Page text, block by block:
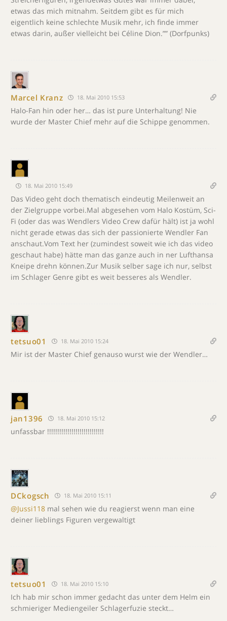
etwas das mich mitnahm. Seitdem gibt es für mich
eigentlich keine schlechte Musik mehr, ich finde immer
etwas darin, außer vielleicht bei Céline Dion.”” (Dorfpunks)
Marcel Kranz 18. Mai 2010 15:53
Halo-Fan hin oder her… das ist pure Unterhaltung! Nie
wurde der Master Chief mehr auf die Schippe genommen.
18. Mai 2010 15:49
Das Video geht doch thematisch eindeutig Meilenweit an
der Zielgruppe vorbei.Mal abgesehen vom Halo Kostüm, Sci-
Fi (oder das was Wendlers Video Crew dafür hält) ist ja wohl
nicht gerade etwas das sich der passionierte Wendler Fan
anschaut.Vom Text her (zumindest soweit wie ich das video
geschaut habe) hätte man das ganze auch in ner Lufthansa
Kneipe drehn können.Zur Musik selber sage ich nur, selbst
im Schlager Genre gibt es weit besseres als Wendler.
tetsuo01 18. Mai 2010 15:24
Mir ist der Master Chief genauso wurst wie der Wendler…
jan1396 18. Mai 2010 15:12
unfassbar !!!!!!!!!!!!!!!!!!!!!!!!!!!!
DCkogsch 18. Mai 2010 15:11
@Jussi118 mal sehen wie du reagierst wenn man eine
deiner lieblings Figuren vergewaltigt
tetsuo01 18. Mai 2010 15:10
Ich hab mir schon immer gedacht das unter dem Helm ein
schmieriger Mediengeiler Schlagerfuzie steckt…